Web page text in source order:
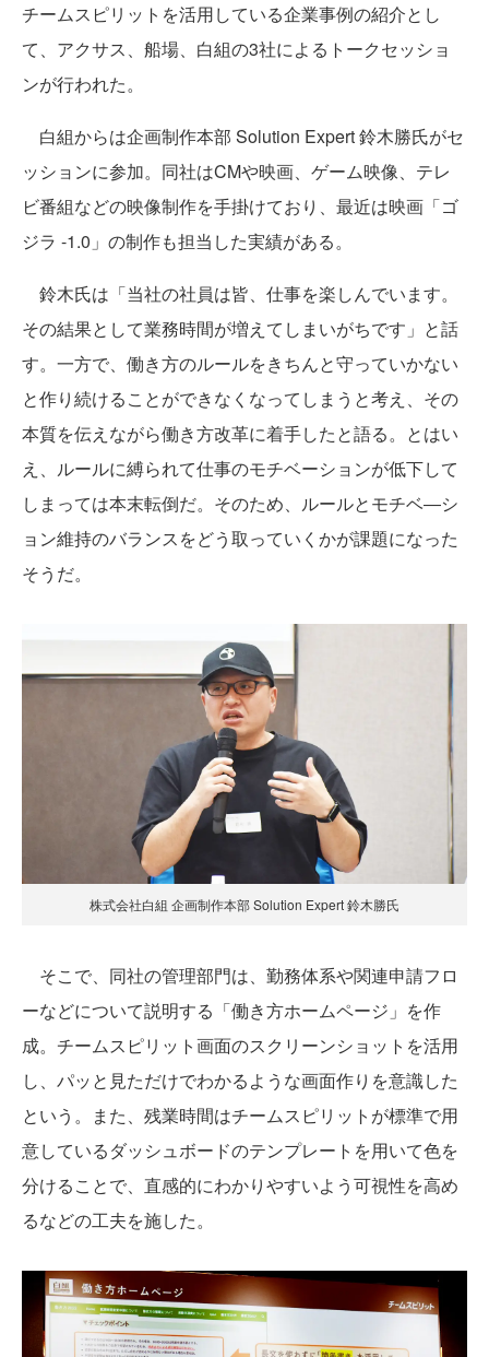
チームスピリットを活用している企業事例の紹介とし
て、アクサス、船場、白組の3社によるトークセッショ
ンが行われた。
白組からは企画制作本部 Solution Expert 鈴木勝氏がセ
ッションに参加。同社はCMや映画、ゲーム映像、テレ
ビ番組などの映像制作を手掛けており、最近は映画「ゴ
ジラ -1.0」の制作も担当した実績がある。
鈴木氏は「当社の社員は皆、仕事を楽しんでいます。
その結果として業務時間が増えてしまいがちです」と話
す。一方で、働き方のルールをきちんと守っていかない
と作り続けることができなくなってしまうと考え、その
本質を伝えながら働き方改革に着手したと語る。とはい
え、ルールに縛られて仕事のモチベーションが低下して
しまっては本末転倒だ。そのため、ルールとモチベ―シ
ョン維持のバランスをどう取っていくかが課題になった
そうだ。
株式会社白組 企画制作本部 Solution Expert 鈴木勝氏
そこで、同社の管理部門は、勤務体系や関連申請フロ
ーなどについて説明する「働き方ホームページ」を作
成。チームスピリット画面のスクリーンショットを活用
し、パッと見ただけでわかるような画面作りを意識した
という。また、残業時間はチームスピリットが標準で用
意しているダッシュボードのテンプレートを用いて色を
分けることで、直感的にわかりやすいよう可視性を高め
るなどの工夫を施した。